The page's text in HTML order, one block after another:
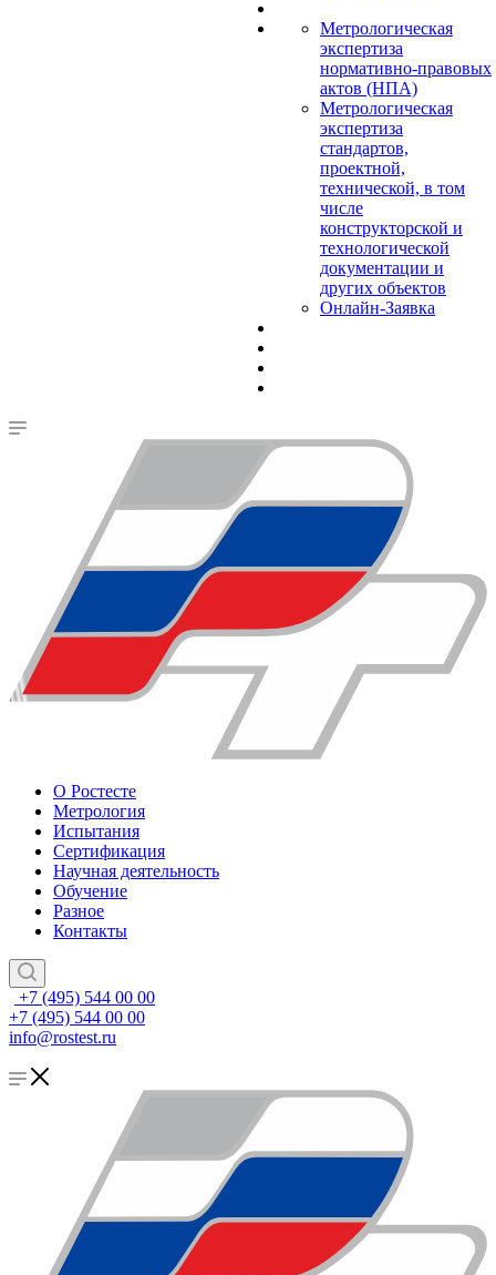
Метрологическая
экспертиза
нормативно-правовых
актов (НПА)
Метрологическая
экспертиза
стандартов,
проектной,
технической, в том
числе
конструкторской и
технологической
документации и
других объектов
Онлайн-Заявка
О Ростесте
Метрология
Испытания
Сертификация
Научная деятельность
Обучение
Разное
Контакты
+7 (495) 544 00 00
+7 (495) 544 00 00
info@rostest.ru